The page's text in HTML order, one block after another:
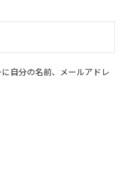
自分の名前、メールアドレ